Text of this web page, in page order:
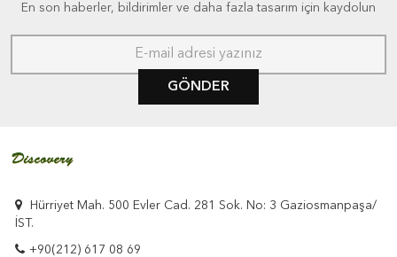
En son haberler, bildirimler ve daha fazla tasarım için kaydolun
GÖNDER
Hürriyet Mah. 500 Evler Cad. 281 Sok. No: 3 Gaziosmanpaşa/
İST.
+90(212) 617 08 69